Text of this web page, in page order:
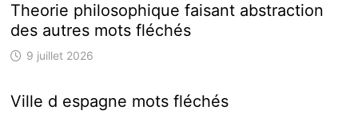
Theorie philosophique faisant abstraction
des autres mots fléchés
9 juillet 2026
Ville d espagne mots fléchés